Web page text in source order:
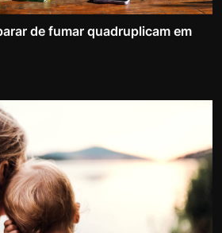
de fumar quadruplicam em